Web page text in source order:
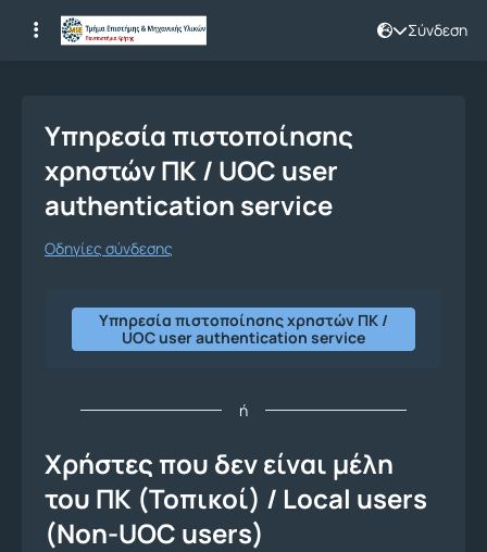
Σύνδεση
Σύνδεση
Υπηρεσία πιστοποίησης
χρηστών ΠΚ / UOC user
authentication service
Οδηγίες σύνδεσης
Υπηρεσία πιστοποίησης χρηστών ΠΚ /
UOC user authentication service
ή
Χρήστες που δεν είναι μέλη
του ΠΚ (Τοπικοί) / Local users
(Non-UOC users)